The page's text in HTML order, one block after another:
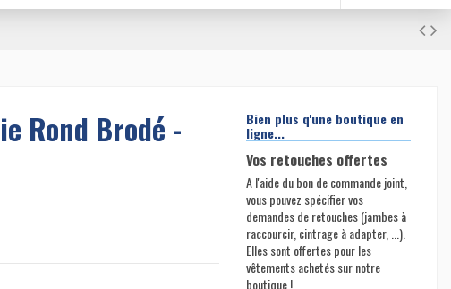
Rond Brodé -
Bien plus q'une boutique en
ligne...
Vos retouches offertes
A l'aide du bon de commande joint,
vous pouvez spécifier vos
demandes de retouches (jambes à
raccourcir, cintrage à adapter, ...).
Elles sont offertes pour les
vêtements achetés sur notre
boutique !